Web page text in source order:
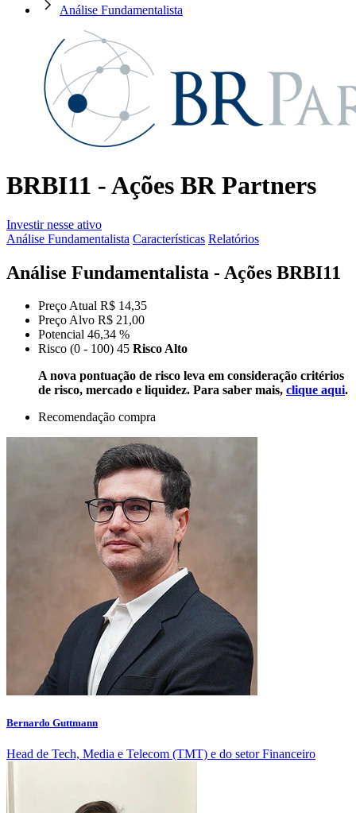
Análise Fundamentalista
BRBI11 - Ações BR Partners
Investir nesse ativo
Análise Fundamentalista Características Relatórios
Análise Fundamentalista - Ações BRBI11
Preço Atual R$ 14,35
Preço Alvo R$ 21,00
Potencial 46,34 %
Risco (0 - 100) 45 Risco Alto
A nova pontuação de risco leva em consideração critérios
de risco, mercado e liquidez. Para saber mais, clique aqui.
Recomendação compra
Bernardo Guttmann
Head de Tech, Media e Telecom (TMT) e do setor Financeiro